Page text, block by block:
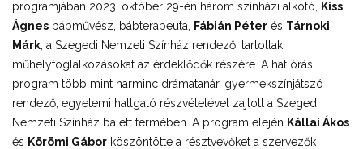
programjában 2023. október 29-én három színházi alkotó, Kiss
Ágnes bábművész, bábterapeuta, Fábián Péter és Tárnoki
Márk , a Szegedi Nemzeti Színház rendezői tartottak
műhelyfoglalkozásokat az érdeklődők részére. A hat órás
program több mint harminc drámatanár, gyermekszínjátszó
rendező, egyetemi hallgató részvételével zajlott a Szegedi
Nemzeti Színház balett termében. A program elején Kállai Ákos
és Körömi Gábor köszöntötte a résztvevőket a szervezők